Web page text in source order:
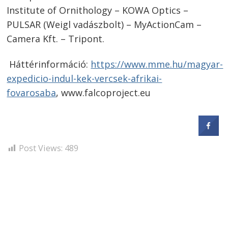
Institute of Ornithology – KOWA Optics –
PULSAR (Weigl vadászbolt) – MyActionCam –
Camera Kft. – Tripont.
Háttérinformáció: https://www.mme.hu/magyar-
expedicio-indul-kek-vercsek-afrikai-
fovarosaba, www.falcoproject.eu
Post Views: 489
Bejegyzés
navigáció